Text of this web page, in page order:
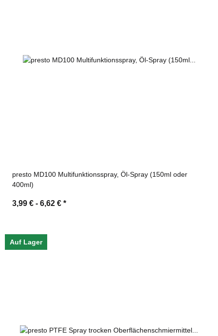
presto MD100 Multifunktionsspray, Öl-Spray (150ml oder
400ml)
3,99 € - 6,62 € *
Auf Lager